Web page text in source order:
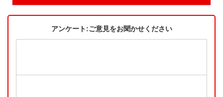
アンケート:ご意見をお聞かせください